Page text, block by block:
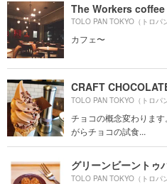
The Workers
TOLO PAN TOKYO（トロパ
カフェ〜
TOLO PAN TOKYO（トロパ
チョコの概念変わりま
がらチョコの試食...
グリーンビーントゥ
TOLO PAN TOKYO（トロパ